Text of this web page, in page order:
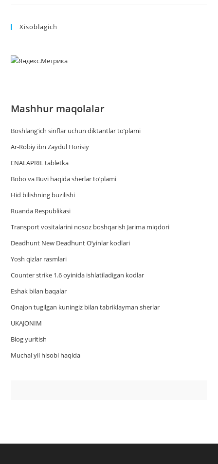
Xisoblagich
Mashhur maqolalar
Boshlang’ich sinflar uchun diktantlar to’plami
Ar-Robiy ibn Zaydul Horisiy
ENALAPRIL tabletka
Bobo va Buvi haqida sherlar to‘plami
Hid bilishning buzilishi
Ruanda Respublikasi
Trаnsport vositаlаrini nosoz boshqаrish Jаrimа miqdori
Deadhunt New Deadhunt O’yinlar kodlari
Yosh qizlar rasmlari
Counter strike 1.6 oyinida ishlatiladigan kodlar
Eshak bilan baqalar
Onajon tugilgan kuningiz bilan tabriklayman sherlar
UKAJONIM
Blog yuritish
Muchal yil hisobi haqida